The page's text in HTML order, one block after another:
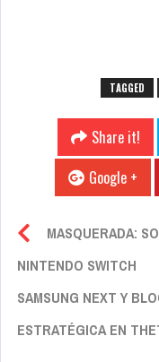
TAGGED
Share it!
Google +
MASQUERADA:
NINTENDO SWITCH
SAMSUNG NEXT Y
ESTRATÉGICA EN